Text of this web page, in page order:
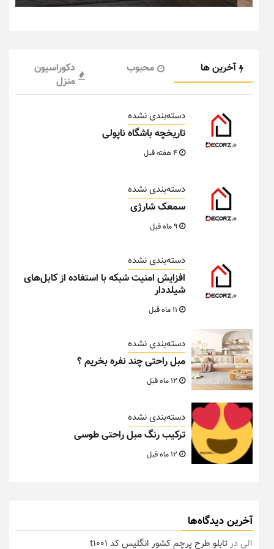
آخرین ها محبوب
دکوراسیون
منزل
دسته‌بندی نشده
تاریخچه باشگاه ناپولی
دسته‌بندی نشده
سمعک شارژی
دسته‌بندی نشده
افزایش امنیت شبکه با استفاده از کابل‌های
شیلددار
دسته‌بندی نشده
مبل راحتی چند نفره بخریم ؟
دسته‌بندی نشده
ترکیب رنگ مبل راحتی طوسی
آخرین دیدگاه‌ها
الیدرتابلو طرح پرچم کشور انگلیس کد t1001